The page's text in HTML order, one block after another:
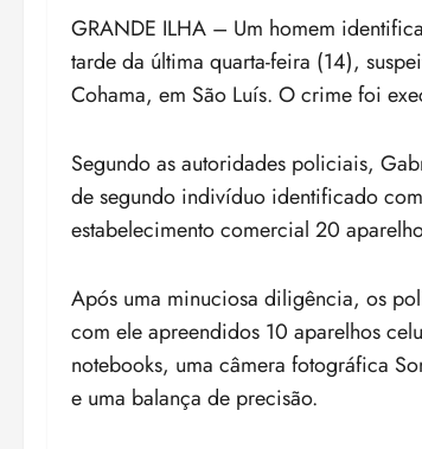
GRANDE ILHA – Um homem
tarde da última quarta-feira (14),
Cohama, em São Luís. O crime foi
Segundo as autoridades policiais,
de segundo indivíduo identificado
estabelecimento comercial 20
Após uma minuciosa diligência, os
com ele apreendidos 10 aparelhos
notebooks, uma câmera fotográfica
e uma balança de precisão.